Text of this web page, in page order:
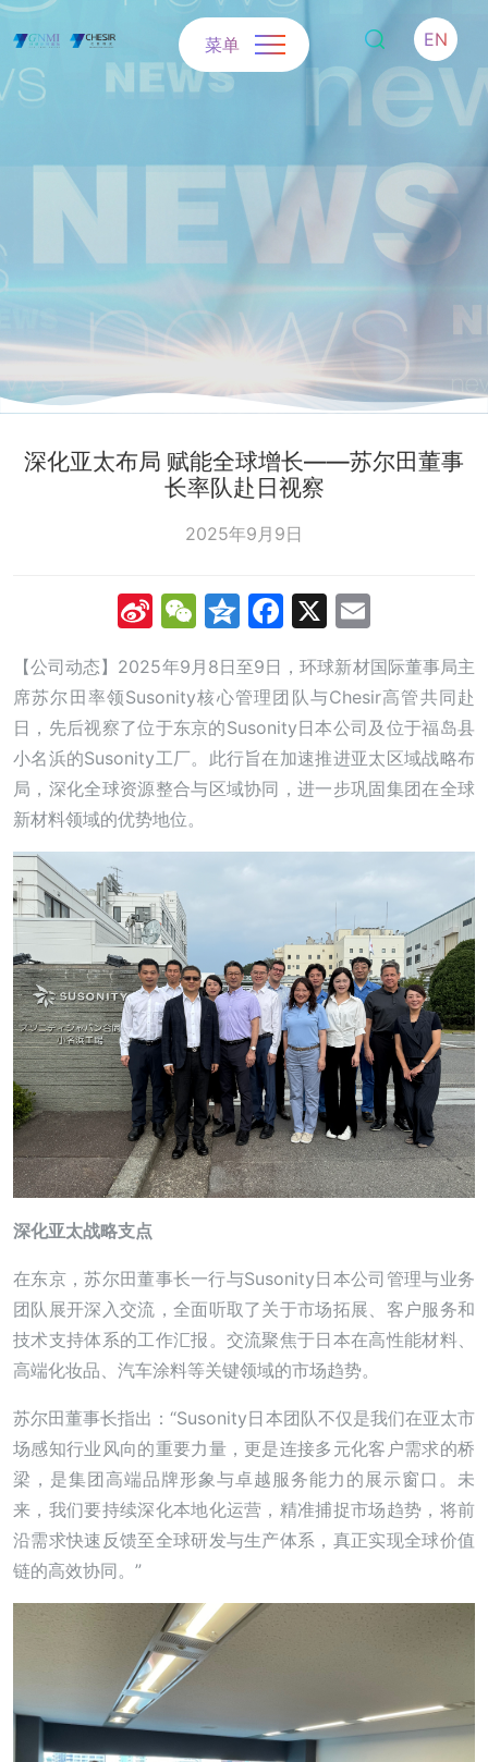
EN
菜单
深化亚太布局 赋能全球增长——苏尔田董事
长率队赴日视察
2025年9月9日
SinaWeChat
Qzone
Facebook
X
【公司动态】2025年9月8日至9日，环球新材国际董事局主
席苏尔田率领Susonity核心管理团队与Chesir高管共同赴
日，先后视察了位于东京的Susonity日本公司及位于福岛县
小名浜的Susonity工厂。此行旨在加速推进亚太区域战略布
局，深化全球资源整合与区域协同，进一步巩固集团在全球
新材料领域的优势地位。
深化亚太战略支点
在东京，苏尔田董事长一行与Susonity日本公司管理与业务
团队展开深入交流，全面听取了关于市场拓展、客户服务和
技术支持体系的工作汇报。交流聚焦于日本在高性能材料、
高端化妆品、汽车涂料等关键领域的市场趋势。
苏尔田董事长指出：“Susonity日本团队不仅是我们在亚太市
场感知行业风向的重要力量，更是连接多元化客户需求的桥
梁，是集团高端品牌形象与卓越服务能力的展示窗口。未
来，我们要持续深化本地化运营，精准捕捉市场趋势，将前
沿需求快速反馈至全球研发与生产体系，真正实现全球价值
链的高效协同。”